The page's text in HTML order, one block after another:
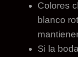
Colores
blanco
Si la